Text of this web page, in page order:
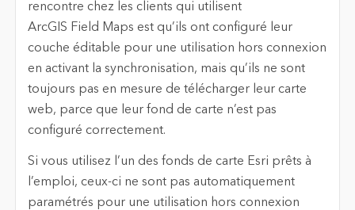
rencontre chez les clients qui utilisent
ArcGIS Field Maps est qu’ils ont configuré leur
couche éditable pour une utilisation hors connexion
en activant la synchronisation, mais qu’ils ne sont
toujours pas en mesure de télécharger leur carte
web, parce que leur fond de carte n’est pas
configuré correctement.
Si vous utilisez l’un des fonds de carte Esri prêts à
l’emploi, ceux-ci ne sont pas automatiquement
paramétrés pour une utilisation hors connexion